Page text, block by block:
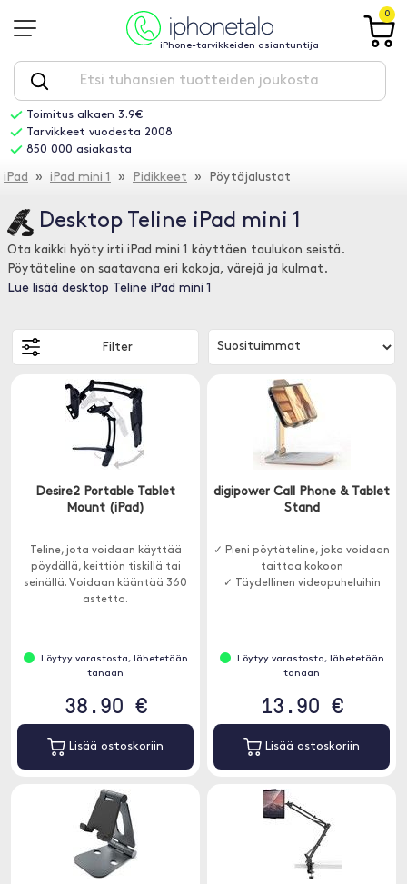
iPhone-tarvikkeiden asiantuntija
0
Toimitus alkaen 3.9€
Tarvikkeet vuodesta 2008
850 000 asiakasta
iPad » iPad mini 1 » Pidikkeet » Pöytäjalustat
Desktop Teline iPad mini 1
Ota kaikki hyöty irti iPad mini 1 käyttäen taulukon seistä.
Pöytäteline on saatavana eri kokoja, värejä ja kulmat.
Lue lisää desktop Teline iPad mini 1
Filter
Desire2 Portable Tablet
Mount (iPad)
Teline, jota voidaan käyttää
pöydällä, keittiön tiskillä tai
seinällä. Voidaan kääntää 360
astetta.
Löytyy varastosta, lähetetään
tänään
38.90 €
Lisää ostoskoriin
digipower Call Phone & Tablet
Stand
✓ Pieni pöytäteline, joka voidaan
taittaa kokoon
✓ Täydellinen videopuheluihin
Löytyy varastosta, lähetetään
tänään
13.90 €
Lisää ostoskoriin